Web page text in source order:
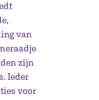
van
zijn
Ieder
voor